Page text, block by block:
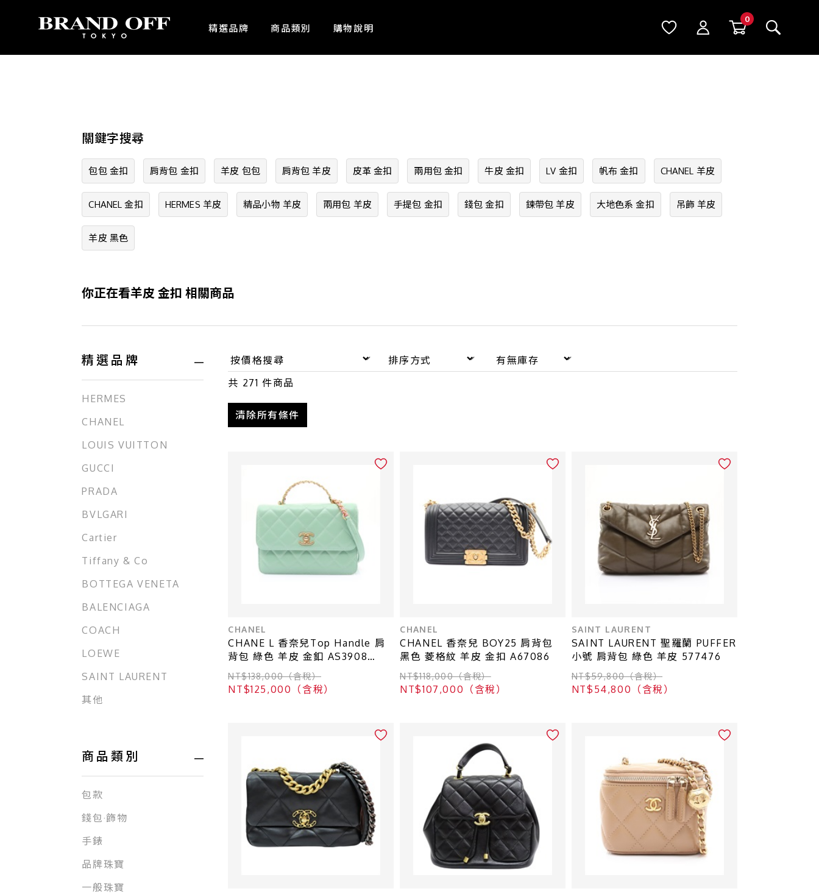
精選品牌
商品類別 購物說明
關鍵字搜尋
包包 金扣 肩背包 金扣 羊皮 包包 肩背包 羊皮 皮革 金扣 兩用包 金扣 牛皮 金扣 LV 金扣 帆布 金扣 CHANEL 羊皮
CHANEL 金扣 HERMES 羊皮 精品小物 羊皮 兩用包 羊皮 手提包 金扣 錢包 金扣 鍊帶包 羊皮 大地色系 金扣 吊飾 羊皮
羊皮 黑色
你正在看羊皮 金扣 相關商品
精選品牌
HERMES
CHANEL
LOUIS VUITTON
GUCCI
PRADA
BVLGARI
Cartier
Tiffany & Co
BOTTEGA VENETA
BALENCIAGA
COACH
LOEWE
SAINT LAURENT
其他
商品類別
包款
錢包·飾物
手錶
品牌珠寶
一般珠寶
共 271 件商品
清除所有條件
CHANEL
CHANE L 香奈兒Top Handle 肩
背包 綠色 羊皮 金釦 AS3908
AS3908
NT$138,000（含稅）
NT$125,000（含稅）
CHANEL
CHANEL 香奈兒 BOY25 肩背包
黑色 菱格紋 羊皮 金扣 A67086
NT$118,000（含稅）
NT$107,000（含稅）
SAINT LAURENT
SAINT LAURENT 聖羅蘭 PUFFER
小號 肩背包 綠色 羊皮 577476
NT$59,800（含稅）
NT$54,800（含稅）